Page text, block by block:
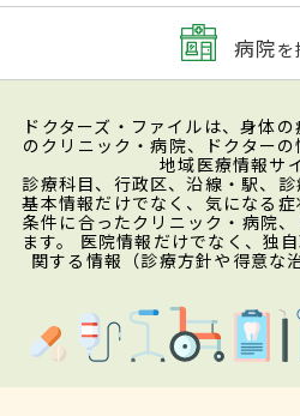
病院を
ドクターズ・ファイルは、身体
のクリニック・病院、ドクター
地域医療情報サ
診療科目、行政区、沿線・駅、
基本情報だけでなく、気になる
条件に合ったクリニック・病院
ます。 医院情報だけでなく、独
関する情報（診療方針や得意な